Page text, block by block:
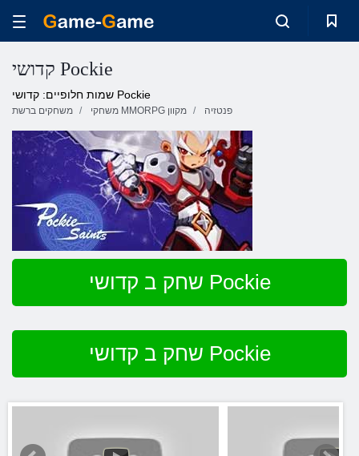
קדושי Pockie
שמות חלופיים: קדושי Pockie
משחקים ברשת משחקי MMORPG מקוון פנטזיה
שחק ב קדושי Pockie
שחק ב קדושי Pockie